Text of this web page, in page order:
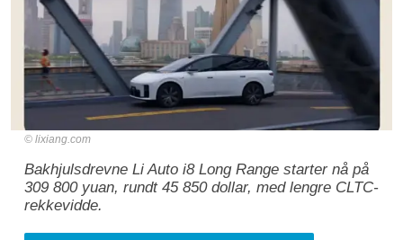
lixiang.com
Bakhjulsdrevne Li Auto i8 Long Range starter nå på
309 800 yuan, rundt 45 850 dollar, med lengre CLTC-
rekkevidde.